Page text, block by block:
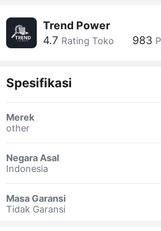
Trend Power
4.7 Rating Toko 983
Spesifikasi
Merek
other
Negara Asal
Indonesia
Masa Garansi
Tidak Garansi